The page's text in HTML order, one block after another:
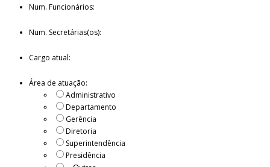
Num. Funcionários:
Num. Secretárias(os):
Cargo atual:
Área de atuação:
Administrativo
Departamento
Gerência
Diretoria
Superintendência
Presidência